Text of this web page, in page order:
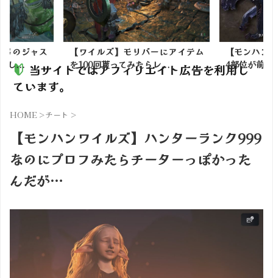
のジャス
し...
【ワイルズ】モリバーにアイテム
を100回貰ってみたらレ...
【モンハ
4部位が前
当サイトではアフィリエイト広告を利用し
ています。
HOME >チート >
【モンハンワイルズ】ハンターランク999
なのにプロフみたらチーターっぽかった
んだが…